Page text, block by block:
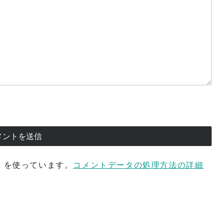
使っています。 コメントデータの処理方法の詳細